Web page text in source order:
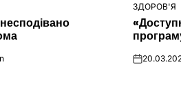
У
ЗДОРОВ'Я
on